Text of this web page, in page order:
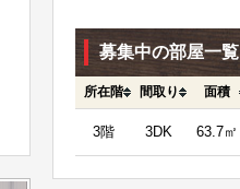
募集中の部屋一覧
所在階 間取り 面積
3階 3DK 63.7㎡